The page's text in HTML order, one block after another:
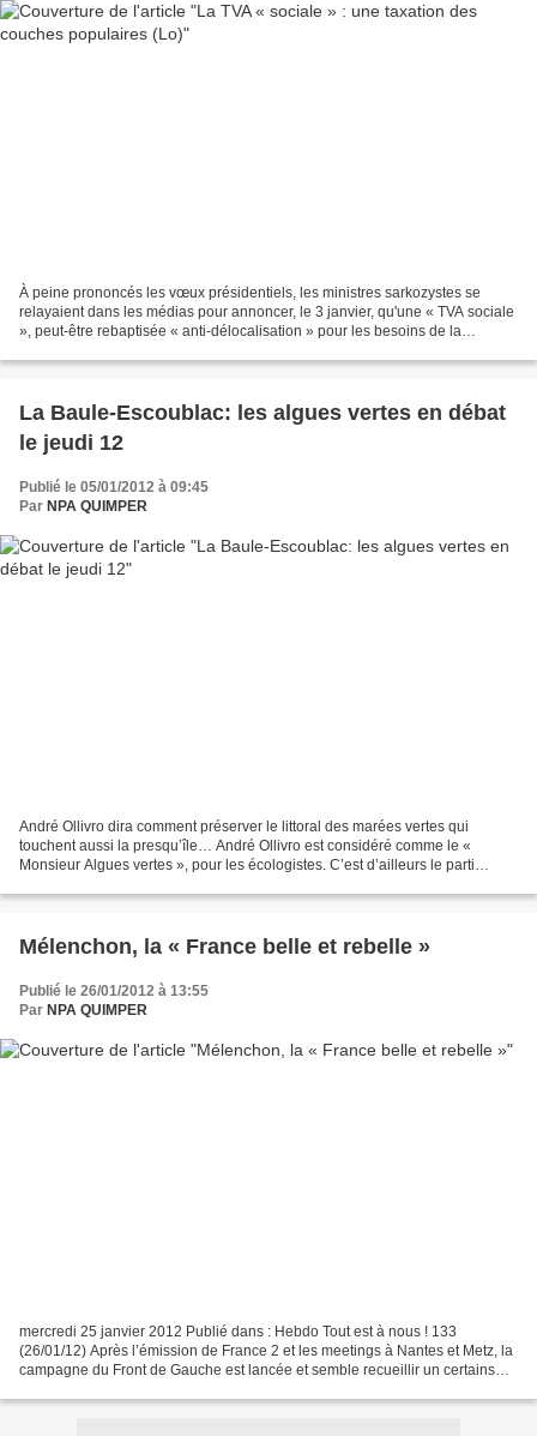
À peine prononcés les vœux présidentiels, les ministres sarkozystes se
relayaient dans les médias pour annoncer, le 3 janvier, qu'une « TVA sociale
», peut-être rebaptisée « anti-délocalisation » pour les besoins de la
La Baule-Escoublac: les algues vertes en débat
le jeudi 12
Publié le 05/01/2012 à 09:45
Par NPA QUIMPER
André Ollivro dira comment préserver le littoral des marées vertes qui
touchent aussi la presqu’île… André Ollivro est considéré comme le «
Monsieur Algues vertes », pour les écologistes. C’est d’ailleurs le parti
Mélenchon, la « France belle et rebelle »
Publié le 26/01/2012 à 13:55
Par NPA QUIMPER
mercredi 25 janvier 2012 Publié dans : Hebdo Tout est à nous ! 133
(26/01/12) Après l’émission de France 2 et les meetings à Nantes et Metz, la
campagne du Front de Gauche est lancée et semble recueillir un certains